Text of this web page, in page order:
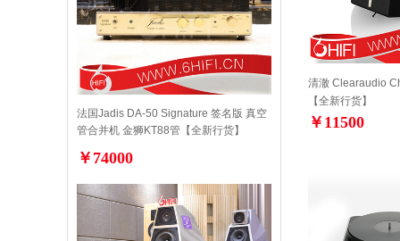
法国Jadis DA-50 Signature 签名版 真空
管合并机 金狮KT88管【全新行货】
￥74000
清澈 Clearaudio
【全新行货】
￥11500